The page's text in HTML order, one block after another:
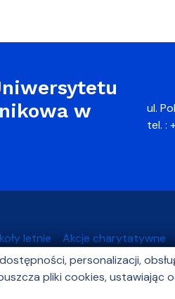
w
ul.
tel. :
letnie Akcje charytatywne
personalizacji,
pliki cookies, ustawiając